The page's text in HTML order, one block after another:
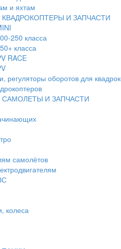
и яхтам
И ЗАПЧАСТИ
250 класса
класса
RACE
регуляторы оборотов для
И ЗАПЧАСТИ
самолётов
колеса